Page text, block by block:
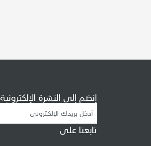
إنضم إلى النشرة الإلكترونية
تابعنا على